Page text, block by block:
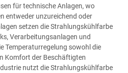
für technische Anlagen, wo
entweder unzureichend oder
setzen die Strahlungskühlfarbe
Verarbeitungsanlagen und
Temperaturregelung sowohl die
Komfort der Beschäftigten
nutzt die Strahlungskühlfarbe